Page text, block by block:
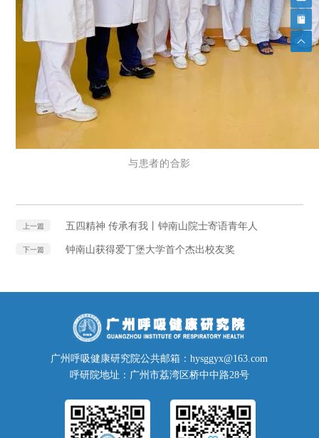
与患者的合影
上一篇 五四精神 传承有我丨钟南山院士寄语青年人
下一篇 钟南山获得爱丁堡大学首个杰出校友奖
广州呼吸健康研究院公共邮箱：hysggyx@163.com
呼研院地址：广州市荔湾区桥中中路28号